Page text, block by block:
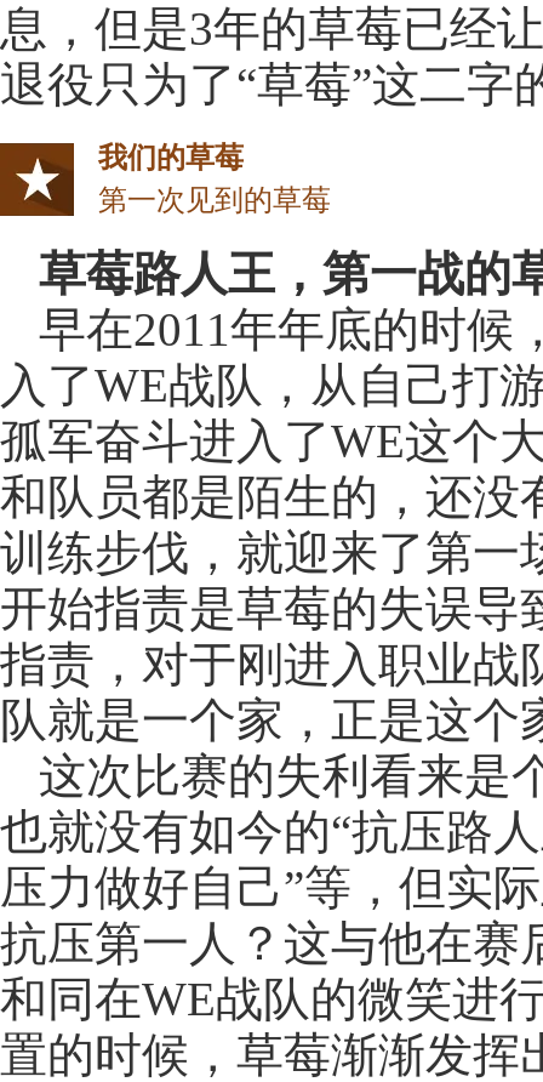
息，但是3年的草莓已经
退役只为了“草莓”这二字
我们的草莓
第一次见到的草莓
草莓路人王，第一战的
早在2011年年底的时候
入了WE战队，从自己打
孤军奋斗进入了WE这个
和队员都是陌生的，还没
训练步伐，就迎来了第一
开始指责是草莓的失误导
指责，对于刚进入职业战
队就是一个家，正是这
这次比赛的失利看来是
也就没有如今的“抗压路
压力做好自己”等，但实
抗压第一人？这与他在赛
和同在WE战队的微笑进
置的时候，草莓渐渐发挥